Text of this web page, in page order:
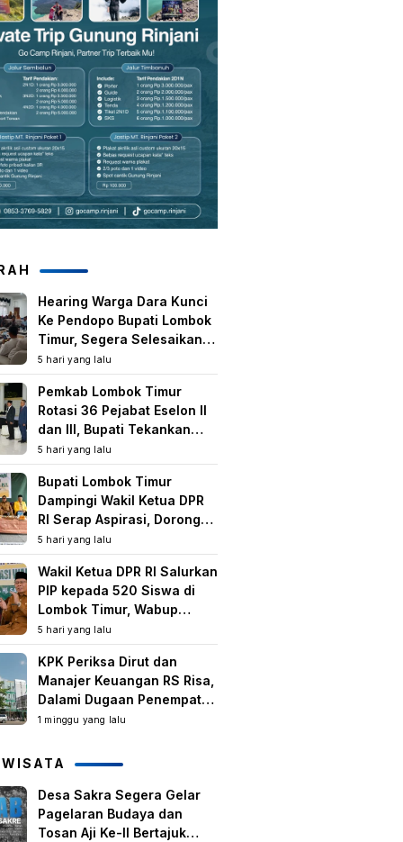
Hearing Warga Dara Kunci
Ke Pendopo Bupati Lombok
Timur, Segera Selesaikan
Konflik Agraria Eks HGU
Tanjung Kenanga
5 hari yang lalu
Pemkab Lombok Timur
Rotasi 36 Pejabat Eselon II
dan III, Bupati Tekankan
Peningkatan Kinerja dan
Pelayanan Publik
5 hari yang lalu
Bupati Lombok Timur
Dampingi Wakil Ketua DPR
RI Serap Aspirasi, Dorong
Program Strategis untuk
Kesejahteraan Masyarakat
5 hari yang lalu
Wakil Ketua DPR RI Salurkan
PIP kepada 520 Siswa di
Lombok Timur, Wabup
Tekankan Pentingnya
Pendidikan dan
Pencegahan Perkawinan
Anak
5 hari yang lalu
KPK Periksa Dirut dan
Manajer Keuangan RS Risa,
Dalami Dugaan Penempatan
Dana Rp2,25 Miliar oleh
1 minggu yang lalu
Desa Sakra Segera Gelar
Pagelaran Budaya dan
Tosan Aji Ke-II Bertajuk